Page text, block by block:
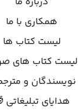
همکاری با ما
لیست کتاب ها
لیست کتاب های
نویسندگان و
هدایای تبلیغاتی